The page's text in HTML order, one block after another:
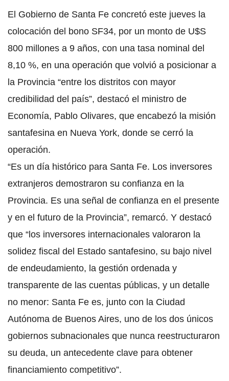
El Gobierno de Santa Fe concretó este jueves la
colocación del bono SF34, por un monto de U$S
800 millones a 9 años, con una tasa nominal del
8,10 %, en una operación que volvió a posicionar a
la Provincia “entre los distritos con mayor
credibilidad del país”, destacó el ministro de
Economía, Pablo Olivares, que encabezó la misión
santafesina en Nueva York, donde se cerró la
operación.
“Es un día histórico para Santa Fe. Los inversores
extranjeros demostraron su confianza en la
Provincia. Es una señal de confianza en el presente
y en el futuro de la Provincia”, remarcó. Y destacó
que “los inversores internacionales valoraron la
solidez fiscal del Estado santafesino, su bajo nivel
de endeudamiento, la gestión ordenada y
transparente de las cuentas públicas, y un detalle
no menor: Santa Fe es, junto con la Ciudad
Autónoma de Buenos Aires, uno de los dos únicos
gobiernos subnacionales que nunca reestructuraron
su deuda, un antecedente clave para obtener
financiamiento competitivo”.